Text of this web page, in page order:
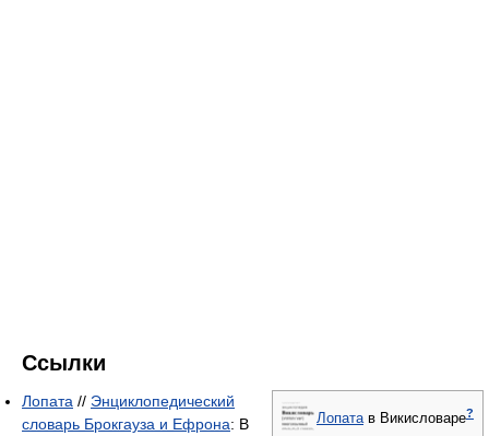
Ссылки
Лопатав Викисловаре?
Лопата // Энциклопедический
словарь Брокгауза и Ефрона: В